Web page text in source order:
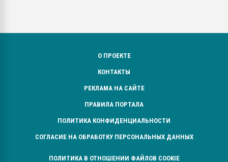
О ПРОЕКТЕ
КОНТАКТЫ
РЕКЛАМА НА САЙТЕ
ПРАВИЛА ПОРТАЛА
ПОЛИТИКА КОНФИДЕНЦИАЛЬНОСТИ
СОГЛАСИЕ НА ОБРАБОТКУ ПЕРСОНАЛЬНЫХ ДАННЫХ
ПОЛИТИКА В ОТНОШЕНИИ ФАЙЛОВ COOKIE